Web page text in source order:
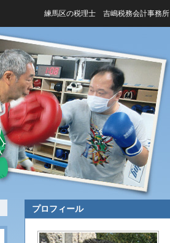
練馬区の税理士 吉嶋税務会計事務所
プロフィール